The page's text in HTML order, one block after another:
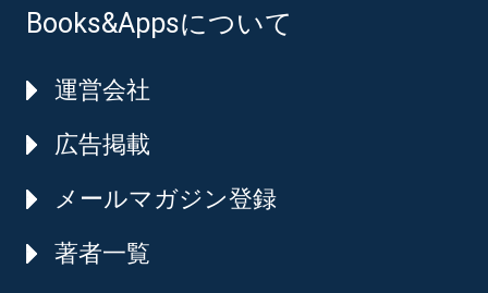
Books&Appsについて
運営会社
広告掲載
メールマガジン登録
著者一覧